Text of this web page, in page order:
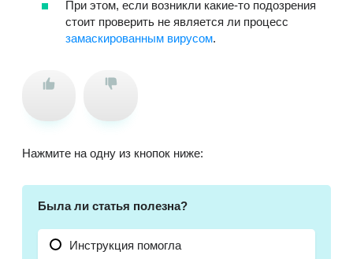
При этом, если возникли какие-то подозрения
стоит проверить не является ли процесс
замаскированным вирусом.
Нажмите на одну из кнопок ниже:
Была ли статья полезна?
Инструкция помогла